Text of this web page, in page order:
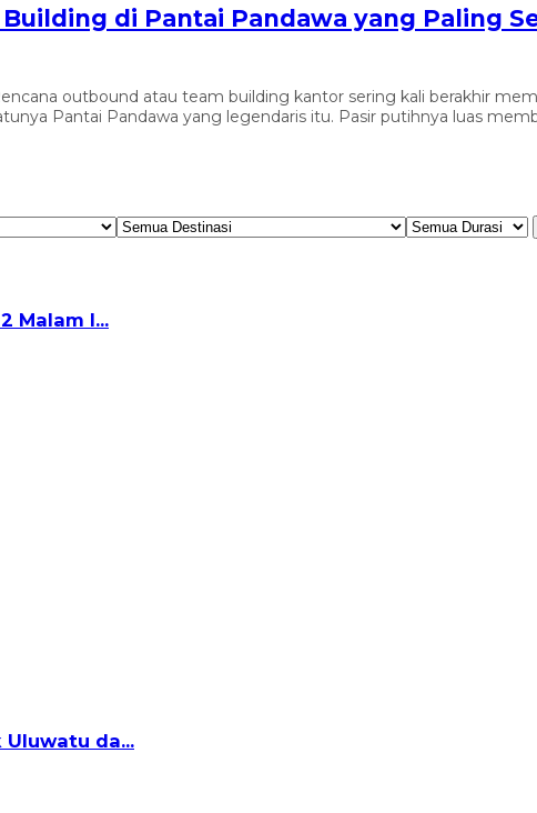
di Pantai Pandawa yang Paling
outbound atau team building kantor sering kali berakhir
Pantai Pandawa yang legendaris itu. Pasir putihnya luas
Malam I...
Uluwatu da...